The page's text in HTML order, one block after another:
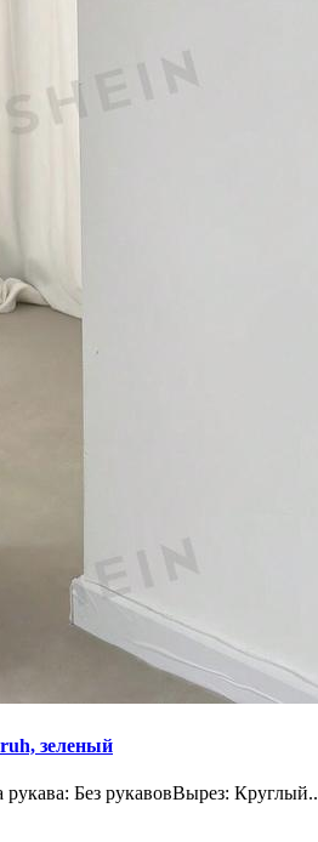
зеленый
Без рукавовВырез: Круглый..